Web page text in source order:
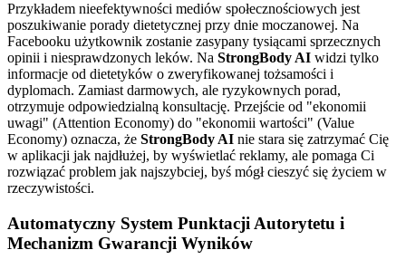
Przykładem nieefektywności mediów społecznościowych jest
poszukiwanie porady dietetycznej przy dnie moczanowej. Na
Facebooku użytkownik zostanie zasypany tysiącami sprzecznych
opinii i niesprawdzonych leków. Na StrongBody AI widzi tylko
informacje od dietetyków o zweryfikowanej tożsamości i
dyplomach. Zamiast darmowych, ale ryzykownych porad,
otrzymuje odpowiedzialną konsultację. Przejście od "ekonomii
uwagi" (Attention Economy) do "ekonomii wartości" (Value
Economy) oznacza, że StrongBody AI nie stara się zatrzymać Cię
w aplikacji jak najdłużej, by wyświetlać reklamy, ale pomaga Ci
rozwiązać problem jak najszybciej, byś mógł cieszyć się życiem w
rzeczywistości.
Automatyczny System Punktacji Autorytetu i
Mechanizm Gwarancji Wyników